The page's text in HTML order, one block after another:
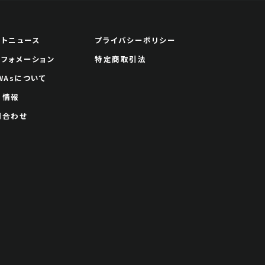
ニュース
ォメーション
について
報
わせ
プライバシーポリシー
特定商取引法